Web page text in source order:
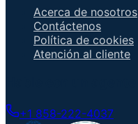
Acerca de nosotros
Contáctenos
Política de cookies
Atención al cliente
+1 858-222-4037